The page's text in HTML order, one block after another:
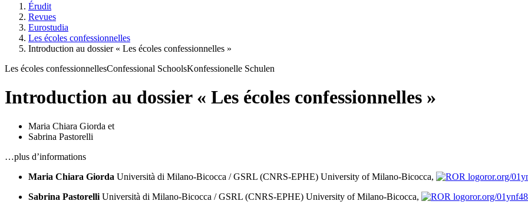
Érudit
Revues
Eurostudia
Les écoles confessionnelles
Introduction au dossier « Les écoles confessionnelles »
Les écoles confessionnellesConfessional SchoolsKonfessionelle Schulen
Introduction au dossier « Les écoles confessionnelles »
Maria Chiara Giorda et
Sabrina Pastorelli
…plus d’informations
Maria Chiara Giorda Università di Milano-Bicocca / GSRL (CNRS-EPHE) University of Milano-Bicocca,
ror.org/
Sabrina Pastorelli Università di Milano-Bicocca / GSRL (CNRS-EPHE) University of Milano-Bicocca, ror.org/